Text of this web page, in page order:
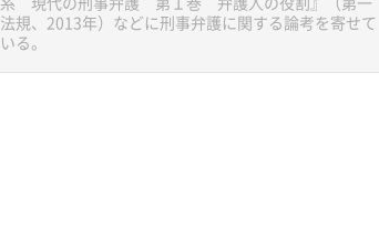
法規、2013年）などに刑事弁護に関する論考を寄せて
いる。